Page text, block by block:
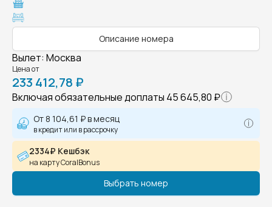
Описание номера
Вылет: Москва
Цена от
233 412,78 ₽
Включая обязательные доплаты 45 645,80 ₽
От 8 104,61 ₽в месяц
в кредит или в рассрочку
2334₽ Кешбэк
на карту CoralBonus
Выбрать номер